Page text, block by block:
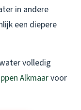
in andere
een diepere
volledig
Alkmaarvoor